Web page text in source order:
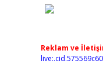
Reklam ve